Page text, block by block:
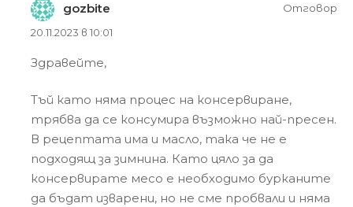
gozbite
20.11.2023 в 10:01
Здравейте,
Тъй като няма процес на консервиране,
трябва да се консумира възможно най-пресен.
В рецептата има и масло, така че не е
подходящ за зимнина. Като цяло за да
консервирате месо е необходимо бурканите
да бъдат изварени, но не сме пробвали и няма
Отговор